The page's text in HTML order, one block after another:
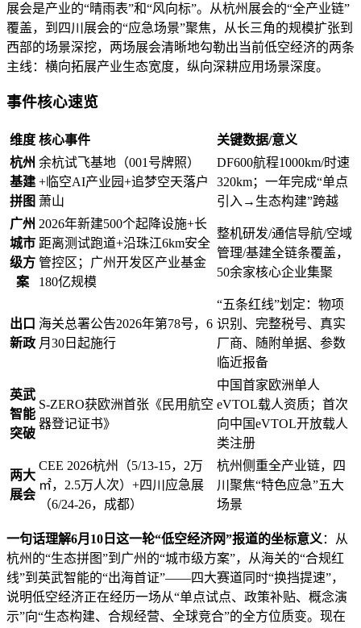
展会是产业的“晴雨表”和“风向标”。从杭州展会的“全产业链”
覆盖，到四川展会的“应急场景”聚焦，从长三角的规模扩张到
西部的场景深挖，两场展会清晰地勾勒出当前低空经济的两条
主线：横向拓展产业生态宽度，纵向深耕应用场景深度。
事件核心速览
维度 核心事件
关键数据/意义
杭州
基建
拼图
余杭试飞基地（001号牌照）
+临空AI产业园+追梦空天落户
萧山
DF600航程1000km/时速
320km；一年完成“单点
引入→生态构建”跨越
广州
城市
级方
案
2026年新建500个起降设施+长
距离测试跑道+沿珠江6km安全
管控区；广州开发区产业基金
180亿规模
整机研发/通信导航/空域
管理/基建全链条覆盖，
50余家核心企业集聚
出口
新政
海关总署公告2026年第78号，6
月30日起施行
“五条红线”划定：物项
识别、完整税号、真实
厂商、随附单据、参数
临近报备
英武
智能
突破
S-ZERO获欧洲首张《民用航空
器登记证书》
中国首家欧洲单人
eVTOL载人资质；首次
向中国eVTOL开放载人
类注册
两大
展会
CEE 2026杭州（5/13-15，2万
㎡，2.5万人次）+四川应急展
（6/24-26，成都）
杭州侧重全产业链，四
川聚焦“特色应急”五大
场景
一句话理解6月10日这一轮“低空经济网”报道的坐标意义 ：从
杭州的“生态拼图”到广州的“城市级方案”，从海关的“合规红
线”到英武智能的“出海首证”——四大赛道同时“换挡提速”，
说明低空经济正在经历一场从“单点试点、政策补贴、概念演
示”向“生态构建、合规经营、全球竞合”的全方位质变。现在